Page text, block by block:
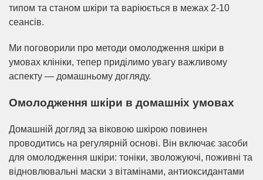
типом та станом шкіри та варіюється в межах 2-10
сеансів.
Ми поговорили про методи омолодження шкіри в
умовах клініки, тепер приділимо увагу важливому
аспекту — домашньому догляду.
Омолодження шкіри в домашніх умовах
Домашній догляд за віковою шкірою повинен
проводитись на регулярній основі. Він включає засоби
для омолодження шкіри: тоніки, зволожуючі, поживні та
відновлювальні маски з вітамінами, антиоксидантами